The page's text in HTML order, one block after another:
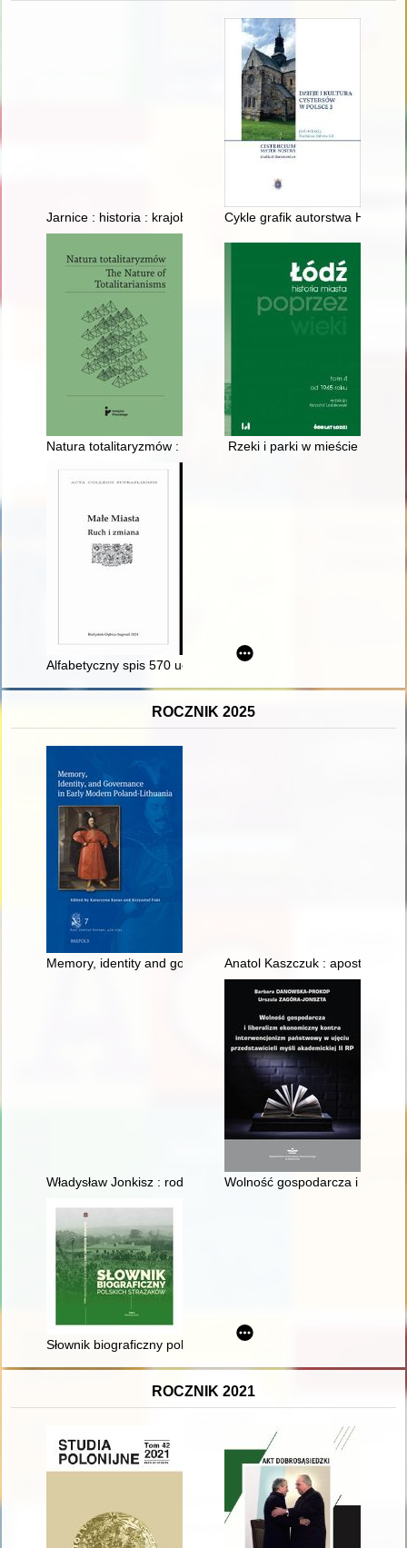
Jarnice : historia : krajobrazy : ludzie : zabytki : legendy
Cykle grafik autorstwa
Natura totalitaryzmów : od modelu Carla J. Friedricha i
Rzeki i parki w mieście
Alfabetyczny spis 570 uczestników Powstania Listopadowego
ROCZNIK 2025
Memory, identity and governance in early modern Poland-
Anatol Kaszczuk : apostoł
Władysław Jonkisz : rodzina, nauka, praca, polityka :
Wolność gospodarcza i
Słownik biograficzny polskich strażaków. T. 2
ROCZNIK 2021